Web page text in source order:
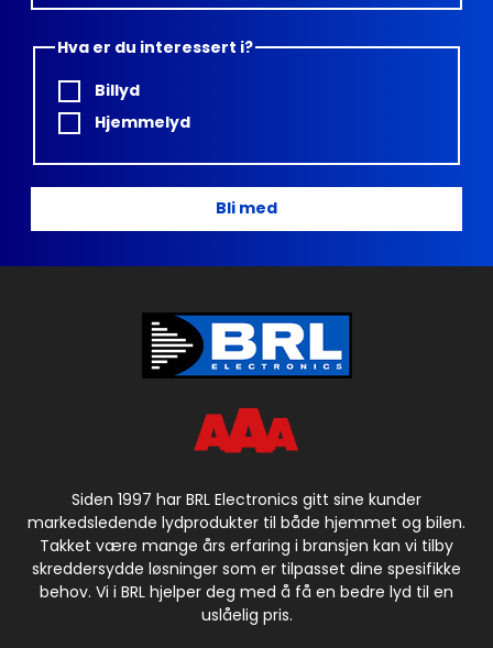
Hva er du interessert i?
Billyd
Hjemmelyd
Bli med
Siden 1997 har BRL Electronics gitt sine kunder
markedsledende lydprodukter til både hjemmet og bilen.
Takket være mange års erfaring i bransjen kan vi tilby
skreddersydde løsninger som er tilpasset dine spesifikke
behov. Vi i BRL hjelper deg med å få en bedre lyd til en
uslåelig pris.